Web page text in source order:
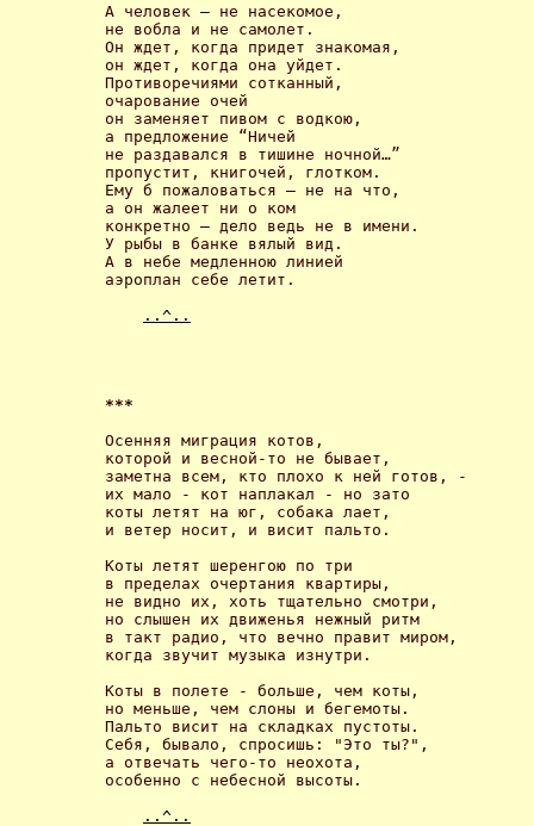
А человек – не насекомое,
не вобла и не самолет.
Он ждет, когда придет знакомая,
он ждет, когда она уйдет.
Противоречиями сотканный,
очарование очей
он заменяет пивом с водкою,
а предложение “Ничей
не раздавался в тишине ночной…”
пропустит, книгочей, глотком.
Ему б пожаловаться – не на что,
а он жалеет ни о ком
конкретно – дело ведь не в имени.
У рыбы в банке вялый вид.
A в небе медленною линией
аэроплан себе летит.
..^..
***
Осенняя миграция котов,
которой и весной-то не бывает,
заметна всем, кто плохо к ней готов, -
их мало - кот наплакал - но зато
коты летят на юг, собака лает,
и ветер носит, и висит пальто.
Коты летят шеренгою по три
в пределах очертания квартиры,
не видно их, хоть тщательно смотри,
но слышен их движенья нежный ритм
в такт радио, что вечно правит миром,
когда звучит музыка изнутри.
Коты в полете - больше, чем коты,
но меньше, чем слоны и бегемоты.
Пальто висит на складках пустоты.
Себя, бывало, спросишь: "Это ты?",
а отвечать чего-то неохота,
особенно с небесной высоты.
..^..